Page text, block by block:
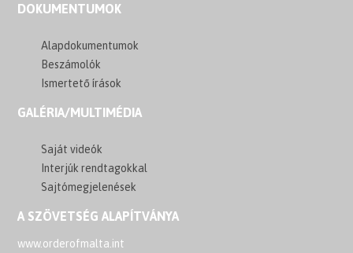
DOKUMENTUMOK
Alapdokumentumok
Beszámolók
Ismertető írások
GALÉRIA/MULTIMÉDIA
Saját videók
Interjúk rendtagokkal
Sajtómegjelenések
A SZÖVETSÉG ALAPÍTVÁNYA
www.orderofmalta.int